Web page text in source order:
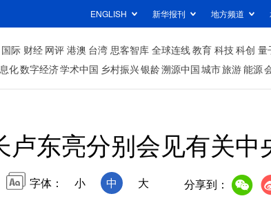
ENGLISH 新华报刊 地方频道
国际 财经 网评 港澳 台湾 思客智库 全球连线教育 科技科创 量
化数字经济学术中国 乡村振兴银龄溯源中国城市旅游能源
卢东亮分别会见有关中
字体： 小 中 大 分享到：